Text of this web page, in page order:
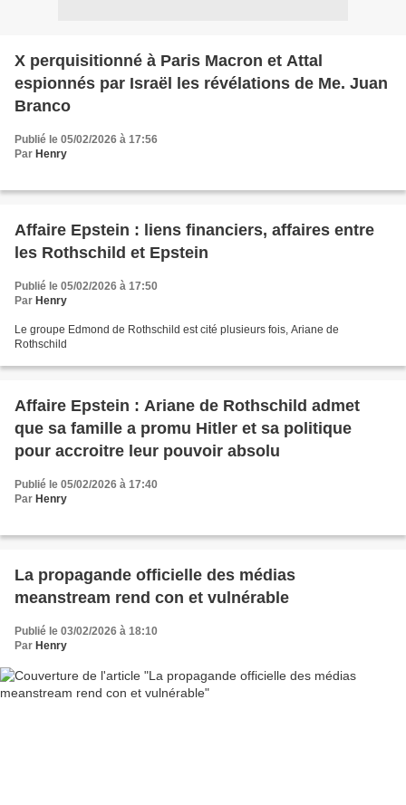
X perquisitionné à Paris Macron et Attal
espionnés par Israël les révélations de Me. Juan
Branco
Publié le 05/02/2026 à 17:56
Par Henry
Affaire Epstein : liens financiers, affaires entre
les Rothschild et Epstein
Publié le 05/02/2026 à 17:50
Par Henry
Le groupe Edmond de Rothschild est cité plusieurs fois, Ariane de
Rothschild
Affaire Epstein : Ariane de Rothschild admet
que sa famille a promu Hitler et sa politique
pour accroitre leur pouvoir absolu
Publié le 05/02/2026 à 17:40
Par Henry
La propagande officielle des médias
meanstream rend con et vulnérable
Publié le 03/02/2026 à 18:10
Par Henry